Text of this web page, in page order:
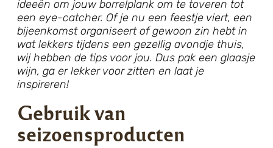
ideeën om jouw borrelplank om te toveren tot
een eye-catcher. Of je nu een feestje viert, een
bijeenkomst organiseert of gewoon zin hebt in
wat lekkers tijdens een gezellig avondje thuis,
wij hebben de tips voor jou. Dus pak een glaasje
wijn, ga er lekker voor zitten en laat je
inspireren!
Gebruik van
seizoensproducten